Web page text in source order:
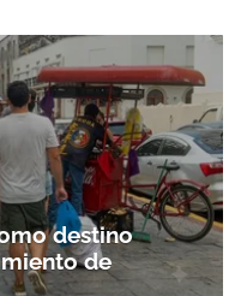
nuestro boletín.
ACEPTAR
destino
de